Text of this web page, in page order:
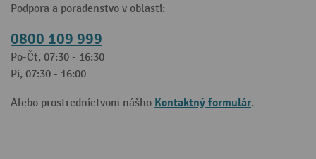
Podpora a poradenstvo v oblasti:
0800 109 999
Po-Čt, 07:30 - 16:30
Pi, 07:30 - 16:00
Alebo prostredníctvom nášho Kontaktný formulár.